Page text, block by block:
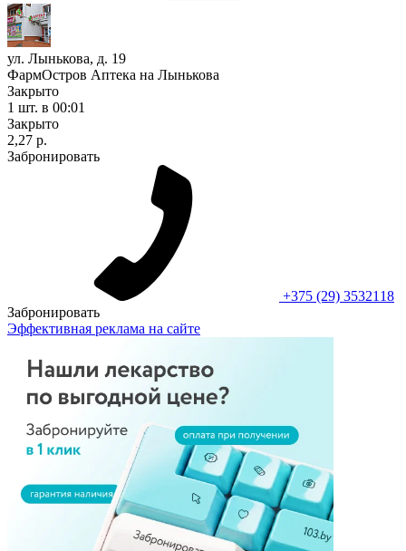
ул. Лынькова, д. 19
ФармОстров Аптека на Лынькова
Закрыто
1 шт. в 00:01
Закрыто
2,27 р.
Забронировать
+375 (29) 3532118
Забронировать
Эффективная реклама на сайте